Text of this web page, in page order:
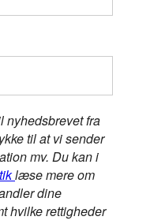
nyhedsbrevet fra
til at vi sender
mv. Du kan i
læse mere om
dine
hvilke rettigheder